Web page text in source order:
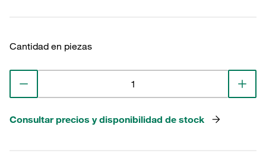
Cantidad en piezas
Consultar precios y disponibilidad de stock